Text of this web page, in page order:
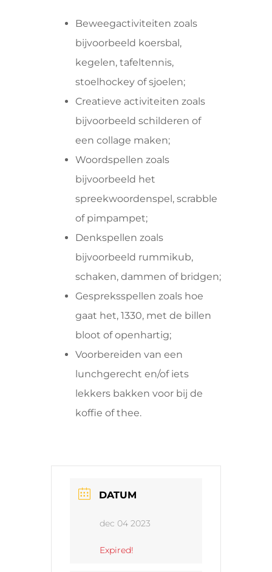
Beweegactiviteiten zoals
bijvoorbeeld koersbal,
kegelen, tafeltennis,
stoelhockey of sjoelen;
Creatieve activiteiten zoals
bijvoorbeeld schilderen of
een collage maken;
Woordspellen zoals
bijvoorbeeld het
spreekwoordenspel, scrabble
of pimpampet;
Denkspellen zoals
bijvoorbeeld rummikub,
schaken, dammen of bridgen;
Gespreksspellen zoals hoe
gaat het, 1330, met de billen
bloot of openhartig;
Voorbereiden van een
lunchgerecht en/of iets
lekkers bakken voor bij de
koffie of thee.
DATUM
dec 04 2023
Expired!